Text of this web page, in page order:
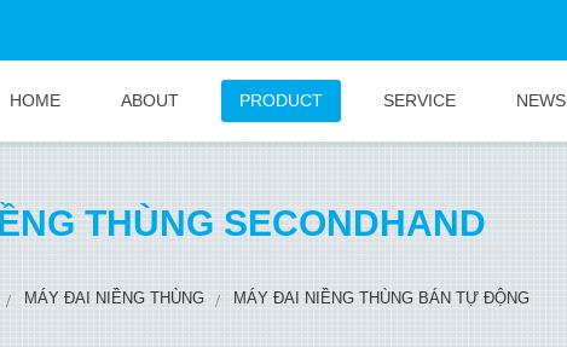
HOME ABOUT PRODUCT SERVICE NEWS
THÙNG SECONDHAND
MÁY ĐAI NIỀNG THÙNG MÁY ĐAI NIỀNG THÙNG BÁN TỰ ĐỘNG